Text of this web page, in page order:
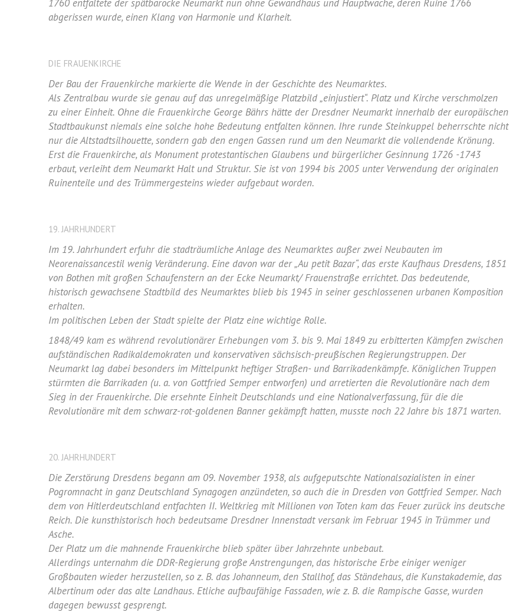
1760 entfaltete der spätbarocke Neumarkt nun ohne Gewandhaus und Hauptwache, deren Ruine 1766
abgerissen wurde, einen Klang von Harmonie und Klarheit.
DIE FRAUENKIRCHE
Der Bau der Frauenkirche markierte die Wende in der Geschichte des Neumarktes.
Als Zentralbau wurde sie genau auf das unregelmäßige Platzbild „einjustiert“. Platz und Kirche verschmolzen
zu einer Einheit. Ohne die Frauenkirche George Bährs hätte der Dresdner Neumarkt innerhalb der europäischen
Stadtbaukunst niemals eine solche hohe Bedeutung entfalten können. Ihre runde Steinkuppel beherrschte nicht
nur die Altstadtsilhouette, sondern gab den engen Gassen rund um den Neumarkt die vollendende Krönung.
Erst die Frauenkirche, als Monument protestantischen Glaubens und bürgerlicher Gesinnung 1726 -1743
erbaut, verleiht dem Neumarkt Halt und Struktur. Sie ist von 1994 bis 2005 unter Verwendung der originalen
Ruinenteile und des Trümmergesteins wieder aufgebaut worden.
19. JAHRHUNDERT
Im 19. Jahrhundert erfuhr die stadträumliche Anlage des Neumarktes außer zwei Neubauten im
Neorenaissancestil wenig Veränderung. Eine davon war der „Au petit Bazar“, das erste Kaufhaus Dresdens, 1851
von Bothen mit großen Schaufenstern an der Ecke Neumarkt/ Frauenstraße errichtet. Das bedeutende,
historisch gewachsene Stadtbild des Neumarktes blieb bis 1945 in seiner geschlossenen urbanen Komposition
erhalten.
Im politischen Leben der Stadt spielte der Platz eine wichtige Rolle.
1848/49 kam es während revolutionärer Erhebungen vom 3. bis 9. Mai 1849 zu erbitterten Kämpfen zwischen
aufständischen Radikaldemokraten und konservativen sächsisch-preußischen Regierungstruppen. Der
Neumarkt lag dabei besonders im Mittelpunkt heftiger Straßen- und Barrikadenkämpfe. Königlichen Truppen
stürmten die Barrikaden (u. a. von Gottfried Semper entworfen) und arretierten die Revolutionäre nach dem
Sieg in der Frauenkirche. Die ersehnte Einheit Deutschlands und eine Nationalverfassung, für die die
Revolutionäre mit dem schwarz-rot-goldenen Banner gekämpft hatten, musste noch 22 Jahre bis 1871 warten.
20. JAHRHUNDERT
Die Zerstörung Dresdens begann am 09. November 1938, als aufgeputschte Nationalsozialisten in einer
Pogromnacht in ganz Deutschland Synagogen anzündeten, so auch die in Dresden von Gottfried Semper. Nach
dem von Hitlerdeutschland entfachten II. Weltkrieg mit Millionen von Toten kam das Feuer zurück ins deutsche
Reich. Die kunsthistorisch hoch bedeutsame Dresdner Innenstadt versank im Februar 1945 in Trümmer und
Asche.
Der Platz um die mahnende Frauenkirche blieb später über Jahrzehnte unbebaut.
Allerdings unternahm die DDR-Regierung große Anstrengungen, das historische Erbe einiger weniger
Großbauten wieder herzustellen, so z. B. das Johanneum, den Stallhof, das Ständehaus, die Kunstakademie, das
Albertinum oder das alte Landhaus. Etliche aufbaufähige Fassaden, wie z. B. die Rampische Gasse, wurden
dagegen bewusst gesprengt.